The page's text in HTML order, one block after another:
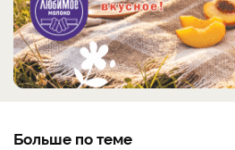
Больше по теме